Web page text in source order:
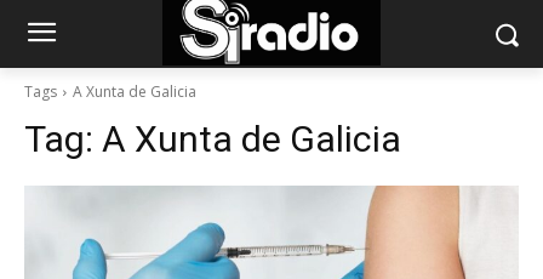
Tags A Xunta de Galicia
Tag: A Xunta de Galicia